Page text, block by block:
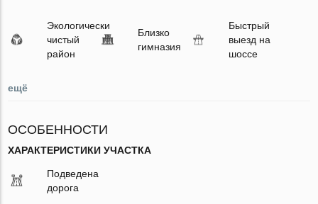
Экологически
чистый
район
Близко
гимназия
Быстрый
выезд на
шоссе
ещё
ОСОБЕННОСТИ
ХАРАКТЕРИСТИКИ УЧАСТКА
Подведена
дорога